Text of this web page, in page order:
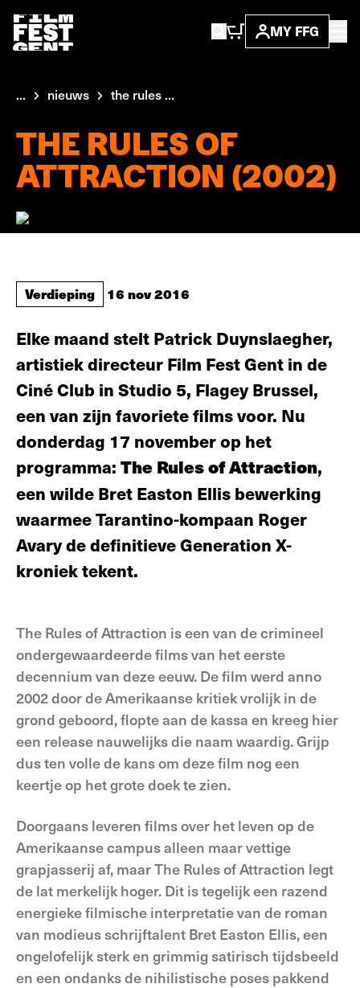
MY FFG
... nieuws the rules ...
THE RULES OF
ATTRACTION (2002)
Verdieping 16 nov 2016
Elke maand stelt Patrick Duynslaegher,
artistiek directeur Film Fest Gent in de
Ciné Club in Studio 5, Flagey Brussel,
een van zijn favoriete films voor. Nu
donderdag 17 november op het
programma: The Rules of Attraction,
een wilde Bret Easton Ellis bewerking
waarmee Tarantino-kompaan Roger
Avary de definitieve Generation X-
kroniek tekent.
The Rules of Attraction is een van de crimineel
ondergewaardeerde films van het eerste
decennium van deze eeuw. De film werd anno
2002 door de Amerikaanse kritiek vrolijk in de
grond geboord, flopte aan de kassa en kreeg hier
een release nauwelijks die naam waardig. Grijp
dus ten volle de kans om deze film nog een
keertje op het grote doek te zien.
Doorgaans leveren films over het leven op de
Amerikaanse campus alleen maar vettige
grapjasserij af, maar The Rules of Attraction legt
de lat merkelijk hoger. Dit is tegelijk een razend
energieke filmische interpretatie van de roman
van modieus schrijftalent Bret Easton Ellis, een
ongelofelijk sterk en grimmig satirisch tijdsbeeld
en een ondanks de nihilistische poses pakkend